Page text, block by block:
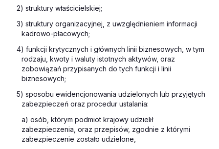
2) struktury właścicielskiej;
3) struktury organizacyjnej, z uwzględnieniem informacji
kadrowo-płacowych;
4) funkcji krytycznych i głównych linii biznesowych, w tym
rodzaju, kwoty i waluty istotnych aktywów, oraz
zobowiązań przypisanych do tych funkcji i linii
biznesowych;
5) sposobu ewidencjonowania udzielonych lub przyjętych
zabezpieczeń oraz procedur ustalania:
a) osób, którym podmiot krajowy udzielił
zabezpieczenia, oraz przepisów, zgodnie z którymi
zabezpieczenie zostało udzielone,